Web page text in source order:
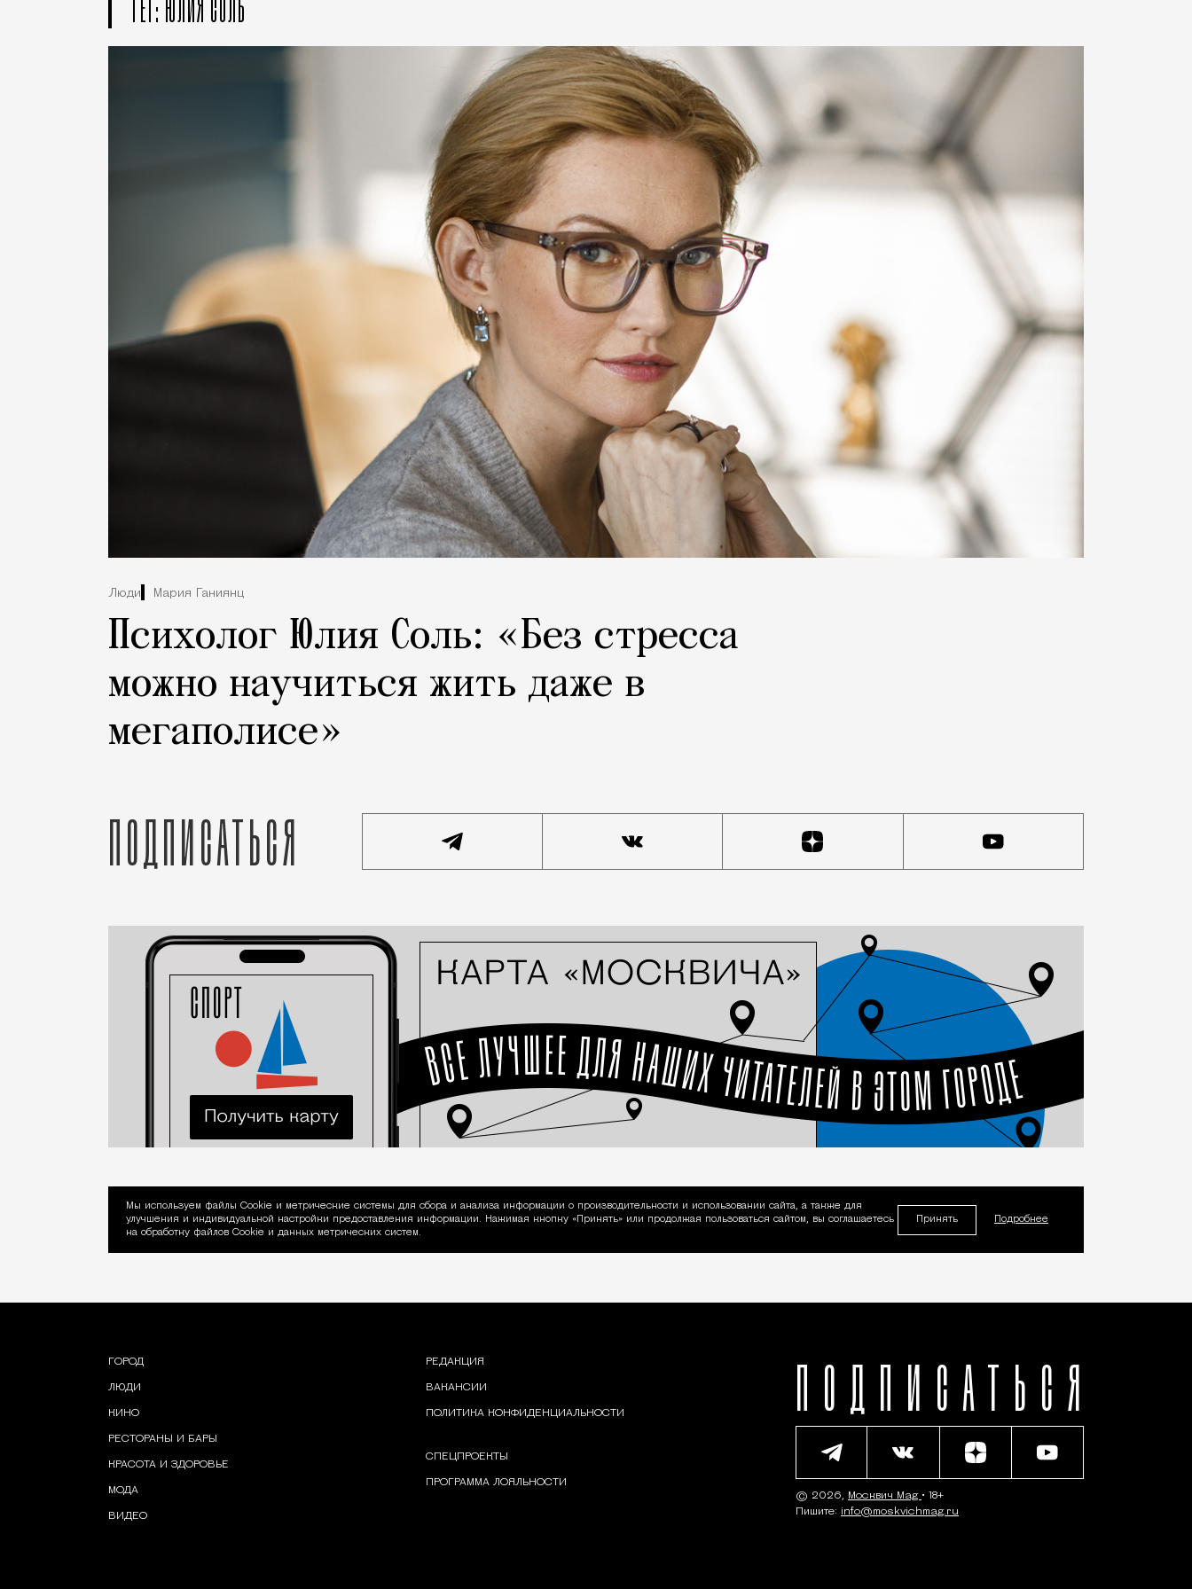
Люди Мария Ганиянц
Психолог Юлия Соль: «Без стресса
можно научиться жить даже в
мегаполисе»
Подписаться
Уведомление об использовании Cookie
Мы используем файлы Сookie и метрические системы для сбора и анализа информации о производительности и использовании сайта, а также для
улучшения и индивидуальной настройки предоставления информации. Нажимая кнопку «Принять» или продолжая пользоваться сайтом, вы соглашаетесь
на обработку файлов Cookie и данных метрических систем.
Принять Подробнее
ГОРОД
ЛЮДИ
КИНО
РЕСТОРАНЫ И БАРЫ
КРАСОТА И ЗДОРОВЬЕ
МОДА
ВИДЕО
РЕДАКЦИЯ
ВАКАНСИИ
ПОЛИТИКА КОНФИДЕНЦИАЛЬНОСТИ
СПЕЦПРОЕКТЫ
ПРОГРАММА ЛОЯЛЬНОСТИ
ПОДПИСАТЬСЯ
© 2026, Москвич Mag • 18+
Пишите: info@moskvichmag.ru